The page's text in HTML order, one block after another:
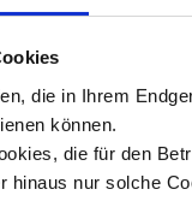
die in Ihrem
können.
die für den
hinaus nur solche
materiale